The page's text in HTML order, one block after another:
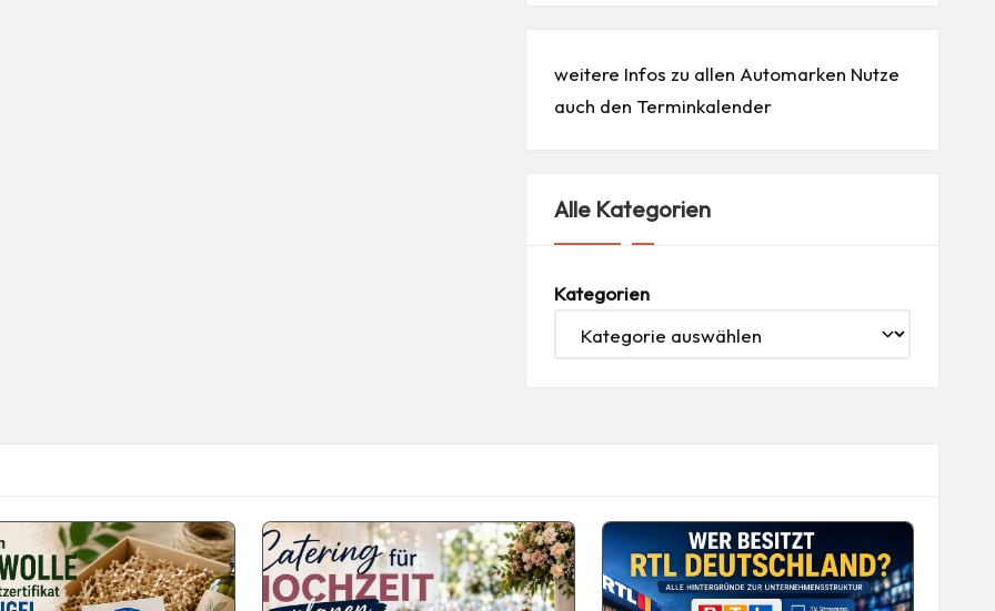
weitere Infos zu allen Automarken Nutze
auch den Terminkalender
Alle Kategorien
Kategorien